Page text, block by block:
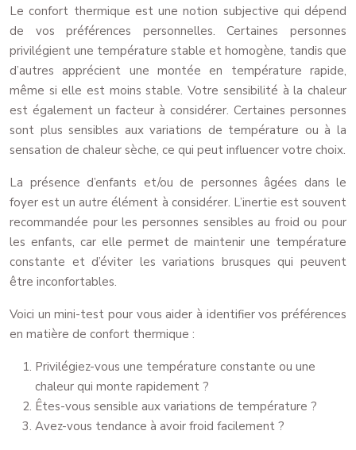
Le confort thermique est une notion subjective qui dépend
de vos préférences personnelles. Certaines personnes
privilégient une température stable et homogène, tandis que
d’autres apprécient une montée en température rapide,
même si elle est moins stable. Votre sensibilité à la chaleur
est également un facteur à considérer. Certaines personnes
sont plus sensibles aux variations de température ou à la
sensation de chaleur sèche, ce qui peut influencer votre choix.
La présence d’enfants et/ou de personnes âgées dans le
foyer est un autre élément à considérer. L’inertie est souvent
recommandée pour les personnes sensibles au froid ou pour
les enfants, car elle permet de maintenir une température
constante et d’éviter les variations brusques qui peuvent
être inconfortables.
Voici un mini-test pour vous aider à identifier vos préférences
en matière de confort thermique :
Privilégiez-vous une température constante ou une
chaleur qui monte rapidement ?
Êtes-vous sensible aux variations de température ?
Avez-vous tendance à avoir froid facilement ?